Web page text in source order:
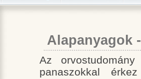
Alapanyagok
Az
panaszokkal